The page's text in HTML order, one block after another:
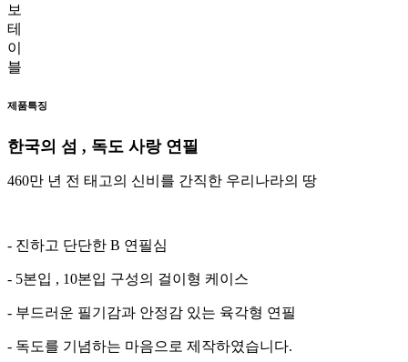
보
테
이
블
제품특징
한국의 섬 , 독도 사랑 연필
460만 년 전 태고의 신비를 간직한 우리나라의 땅
- 진하고 단단한 B 연필심
- 5본입 , 10본입 구성의 걸이형 케이스
- 부드러운 필기감과 안정감 있는 육각형 연필
- 독도를 기념하는 마음으로 제작하였습니다.